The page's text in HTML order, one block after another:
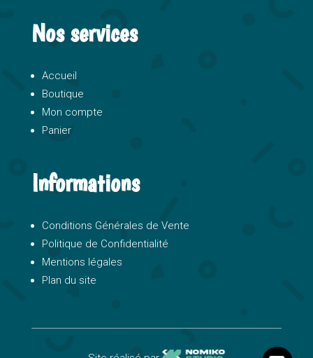
Nos services
Accueil
Boutique
Mon compte
Panier
Informations
Conditions Générales de Vente
Politique de Confidentialité
Mentions légales
Plan du site